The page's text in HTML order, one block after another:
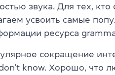
звука. Для тех, кто
усвоить самые
ресурса
сокращение
know. Хорошо, что